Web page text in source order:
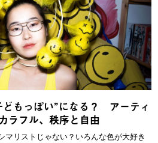
どもっぽい”になる？ アーティ
ラフル、秩序と自由
マリストじゃない？いろんな色が大好き